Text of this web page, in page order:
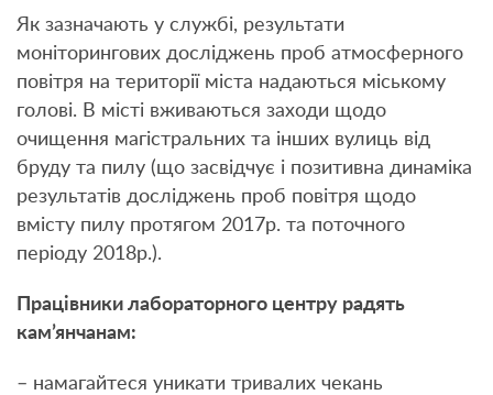
Як зазначають у службі, результати
моніторингових досліджень проб атмосферного
повітря на території міста надаються міському
голові. В місті вживаються заходи щодо
очищення магістральних та інших вулиць від
бруду та пилу (що засвідчує і позитивна динаміка
результатів досліджень проб повітря щодо
вмісту пилу протягом 2017р. та поточного
періоду 2018р.).
Працівники лабораторного центру радять
кам’янчанам:
– намагайтеся уникати тривалих чекань